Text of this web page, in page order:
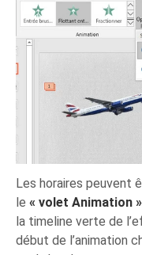
Les horaires peuvent
le« volet Animation
la timeline verte de
début de l’animation